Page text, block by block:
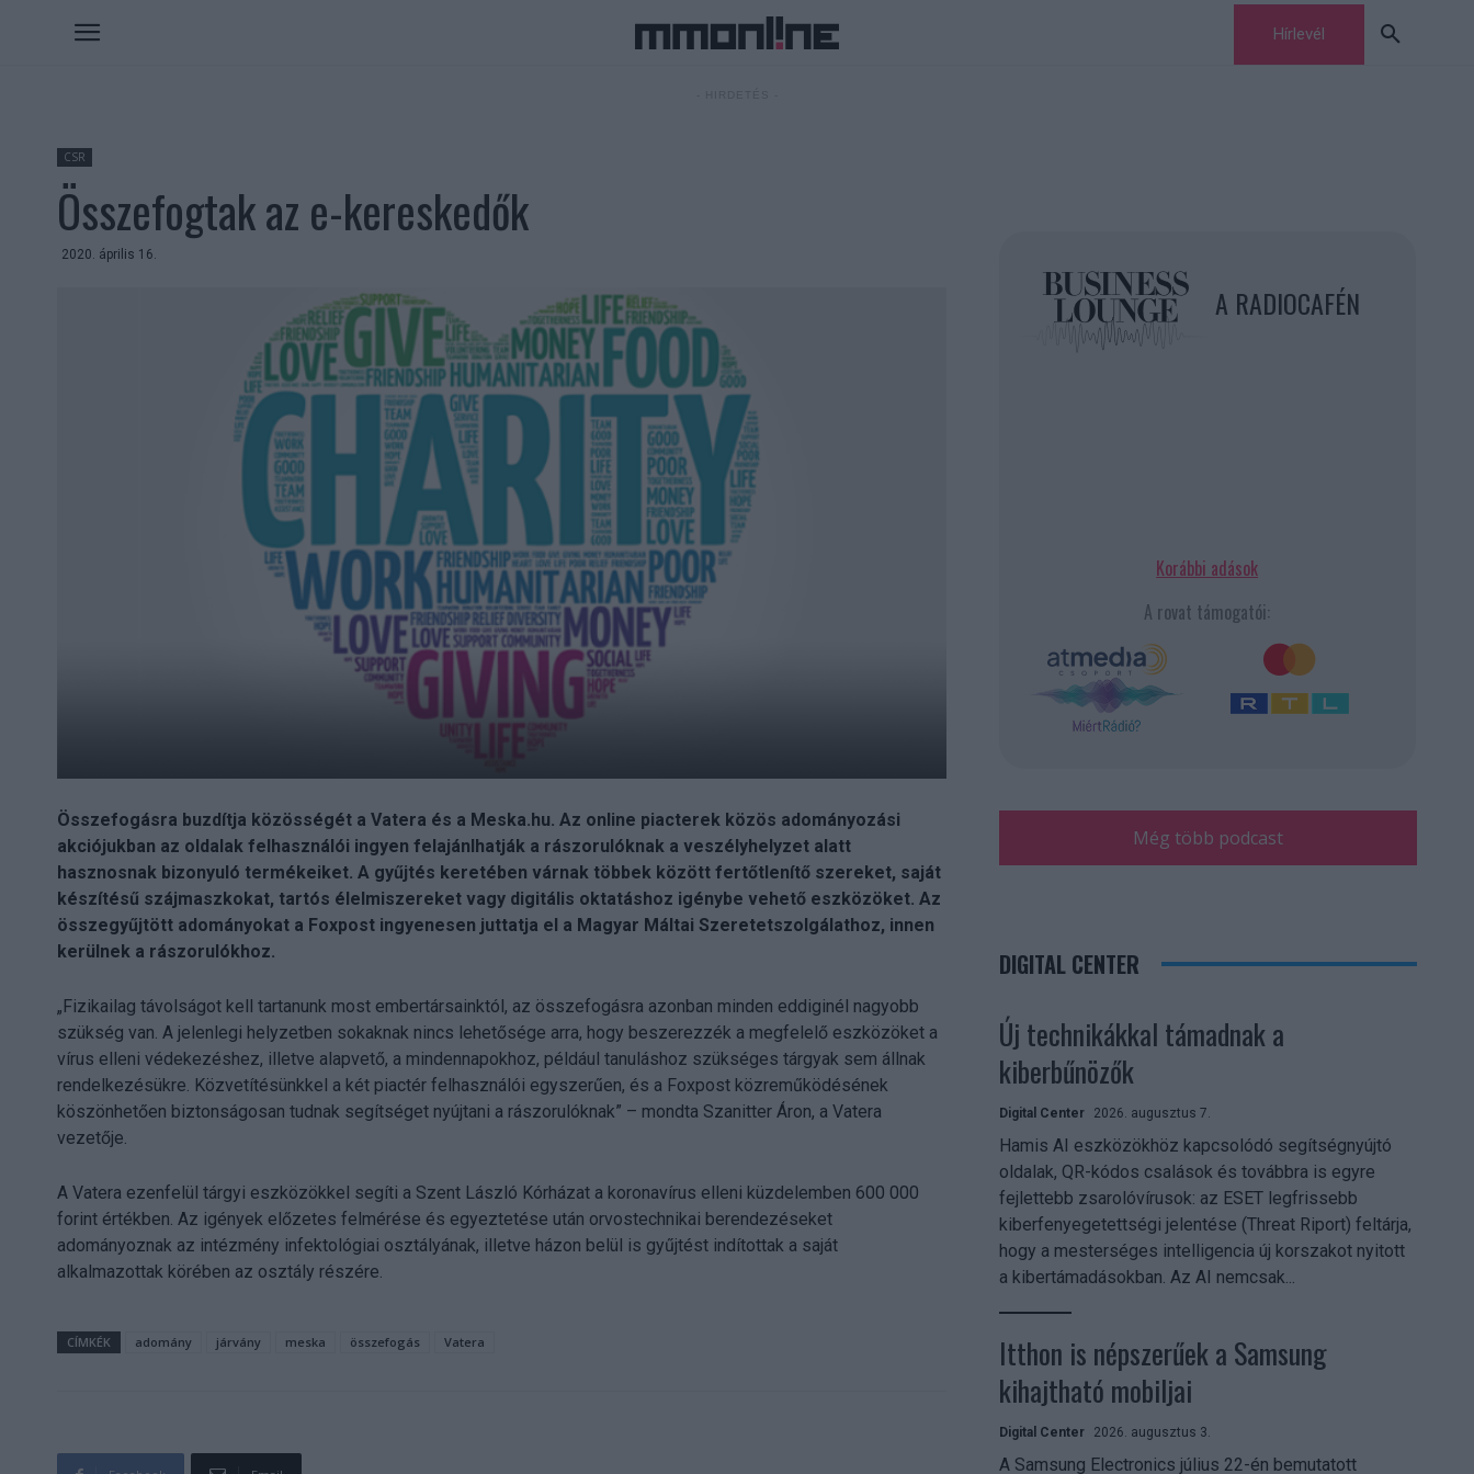
Hírlevél
CSR
Összefogtak az e-kereskedők
2020. április 16.
Összefogásra buzdítja közösségét a Vatera és a Meska.hu. Az online piacterek közös adományozási
akciójukban az oldalak felhasználói ingyen felajánlhatják a rászorulóknak a veszélyhelyzet alatt
hasznosnak bizonyuló termékeiket. A gyűjtés keretében várnak többek között fertőtlenítő szereket, saját
készítésű szájmaszkokat, tartós élelmiszereket vagy digitális oktatáshoz igénybe vehető eszközöket. Az
összegyűjtött adományokat a Foxpost ingyenesen juttatja el a Magyar Máltai Szeretetszolgálathoz, innen
kerülnek a rászorulókhoz.
„Fizikailag távolságot kell tartanunk most embertársainktól, az összefogásra azonban minden eddiginél nagyobb
szükség van. A jelenlegi helyzetben sokaknak nincs lehetősége arra, hogy beszerezzék a megfelelő eszközöket a
vírus elleni védekezéshez, illetve alapvető, a mindennapokhoz, például tanuláshoz szükséges tárgyak sem állnak
rendelkezésükre. Közvetítésünkkel a két piactér felhasználói egyszerűen, és a Foxpost közreműködésének
köszönhetően biztonságosan tudnak segítséget nyújtani a rászorulóknak” – mondta Szanitter Áron, a Vatera
vezetője.
A Vatera ezenfelül tárgyi eszközökkel segíti a Szent László Kórházat a koronavírus elleni küzdelemben 600 000
forint értékben. Az igények előzetes felmérése és egyeztetése után orvostechnikai berendezéseket
adományoznak az intézmény infektológiai osztályának, illetve házon belül is gyűjtést indítottak a saját
alkalmazottak körében az osztály részére.
CÍMKÉK adomány járvány meska összefogás Vatera
A RADIOCAFÉN
Korábbi adások
A rovat támogatói:
Még több podcast
DIGITAL CENTER
Új technikákkal támadnak a
kiberbűnözők
Digital Center 2026. augusztus 7.
Hamis AI eszközökhöz kapcsolódó segítségnyújtó
oldalak, QR-kódos csalások és továbbra is egyre
fejlettebb zsarolóvírusok: az ESET legfrissebb
kiberfenyegetettségi jelentése (Threat Riport) feltárja,
hogy a mesterséges intelligencia új korszakot nyitott
a kibertámadásokban. Az AI nemcsak...
Itthon is népszerűek a Samsung
kihajtható mobiljai
Digital Center 2026. augusztus 3.
A Samsung Electronics július 22-én bemutatott